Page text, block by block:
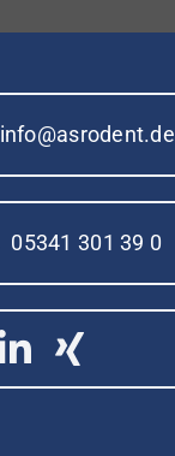
info@asrodent.de
05341 301 39 0